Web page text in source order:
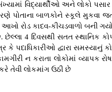
વિદ્યાર્થીઓ અને લોકો
પોતાના બાળકોને સ્કૂલે મુકવા
રોડ કાદવ-કીચડવાળો બની
છેલ્લા 4 દિવસથી સતત
કે પદાધિકારીઓ દ્વારા સમસ્યાનું
ન કરાતા લોકોમાં
તેવી લોકમાંગ ઉઠી છે